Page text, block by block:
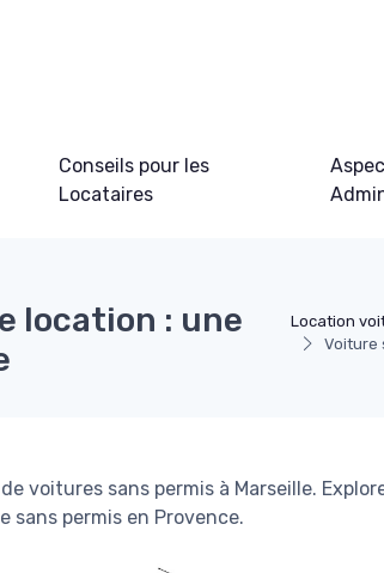
Conseils pour les
Locataires
Location
Voiture
location : une
voitures sans permis à Marseille.
sans permis en Provence.